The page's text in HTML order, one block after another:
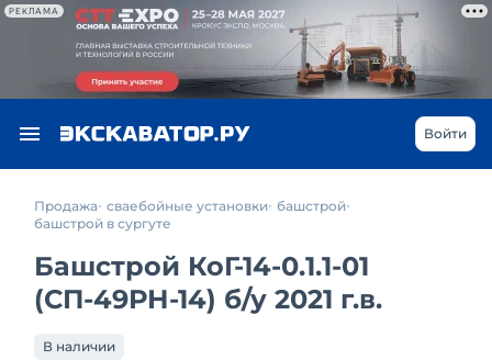
РЕКЛАМА
Войти
Продажа сваебойные установки башстрой
башстрой в сургуте
Башстрой КоГ-14-0.1.1-01
(СП-49РН-14) б/у 2021 г.в.
В наличии